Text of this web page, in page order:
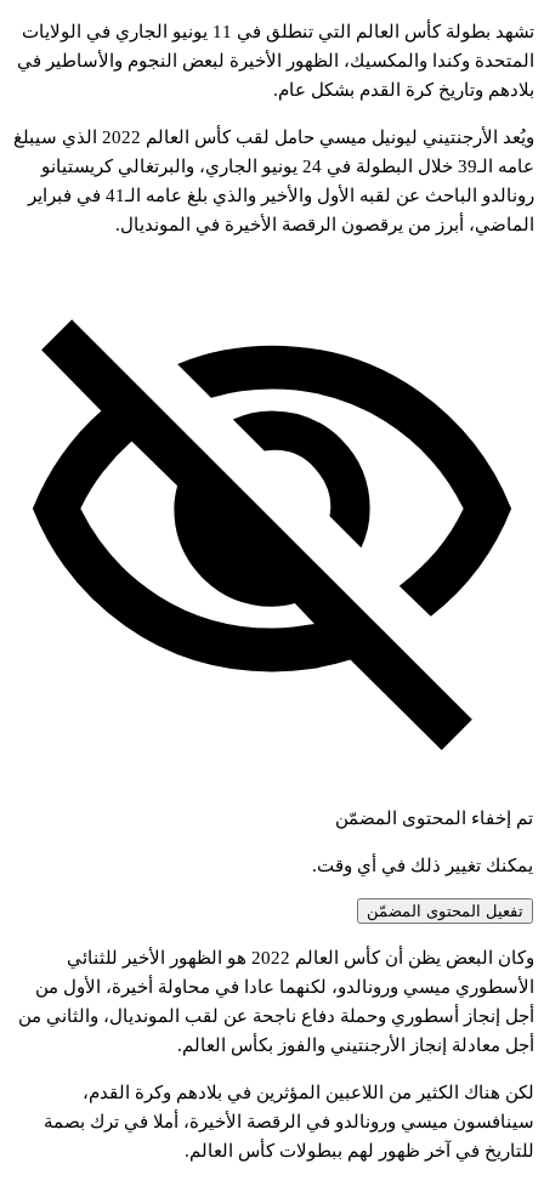
تشهد بطولة كأس العالم التي تنطلق في 11 يونيو الجاري في الولايات
المتحدة وكندا والمكسيك، الظهور الأخيرة لبعض النجوم والأساطير في
بلادهم وتاريخ كرة القدم بشكل عام.
ويُعد الأرجنتيني ليونيل ميسي حامل لقب كأس العالم 2022 الذي سيبلغ
عامه الـ39 خلال البطولة في 24 يونيو الجاري، والبرتغالي كريستيانو
رونالدو الباحث عن لقبه الأول والأخير والذي بلغ عامه الـ41 في فبراير
الماضي، أبرز من يرقصون الرقصة الأخيرة في المونديال.
تم إخفاء المحتوى المضمّن
يمكنك تغيير ذلك في أي وقت.
تفعيل المحتوى المضمّن
وكان البعض يظن أن كأس العالم 2022 هو الظهور الأخير للثنائي
الأسطوري ميسي ورونالدو، لكنهما عادا في محاولة أخيرة، الأول من
أجل إنجاز أسطوري وحملة دفاع ناجحة عن لقب المونديال، والثاني من
أجل معادلة إنجاز الأرجنتيني والفوز بكأس العالم.
لكن هناك الكثير من اللاعبين المؤثرين في بلادهم وكرة القدم،
سينافسون ميسي ورونالدو في الرقصة الأخيرة، أملا في ترك بصمة
للتاريخ في آخر ظهور لهم ببطولات كأس العالم.